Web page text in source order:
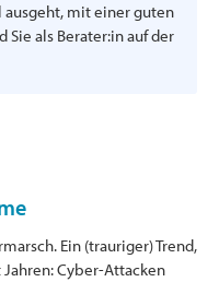
ausgeht, mit einer guten
als Berater:in auf der
Ein (trauriger) Trend,
Cyber-Attacken